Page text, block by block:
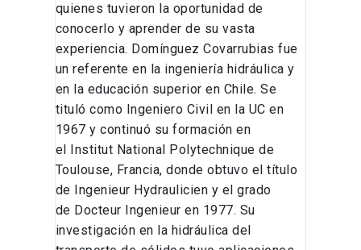
quienes tuvieron la oportunidad de
conocerlo y aprender de su vasta
experiencia. Domínguez Covarrubias fue
un referente en la ingeniería hidráulica y
en la educación superior en Chile. Se
tituló como Ingeniero Civil en la UC en
1967 y continuó su formación en
el Institut National Polytechnique de
Toulouse, Francia, donde obtuvo el título
de Ingenieur Hydraulicien y el grado
de Docteur Ingenieur en 1977. Su
investigación en la hidráulica del